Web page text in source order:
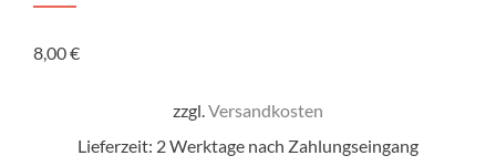
8,00€
zzgl.Versandkosten
Lieferzeit: 2 Werktage nach Zahlungseingang